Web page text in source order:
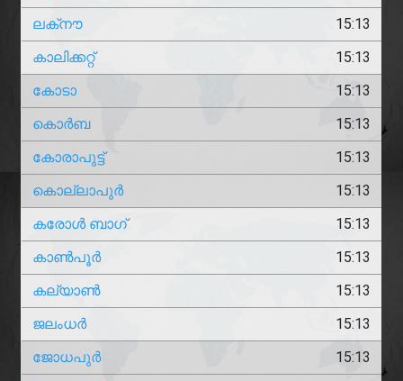
ലക്‌നൗ
15:13
കാലിക്കറ്റ്
15:13
കോടാ
15:13
കൊർബ
15:13
കോരാപുട്ട്
15:13
കൊല്ലാപുർ
15:13
കരോൾ ബാഗ്
15:13
കാൺപൂർ
15:13
കല്യാൺ
15:13
ജലംധർ
15:13
ജോധപുർ
15:13